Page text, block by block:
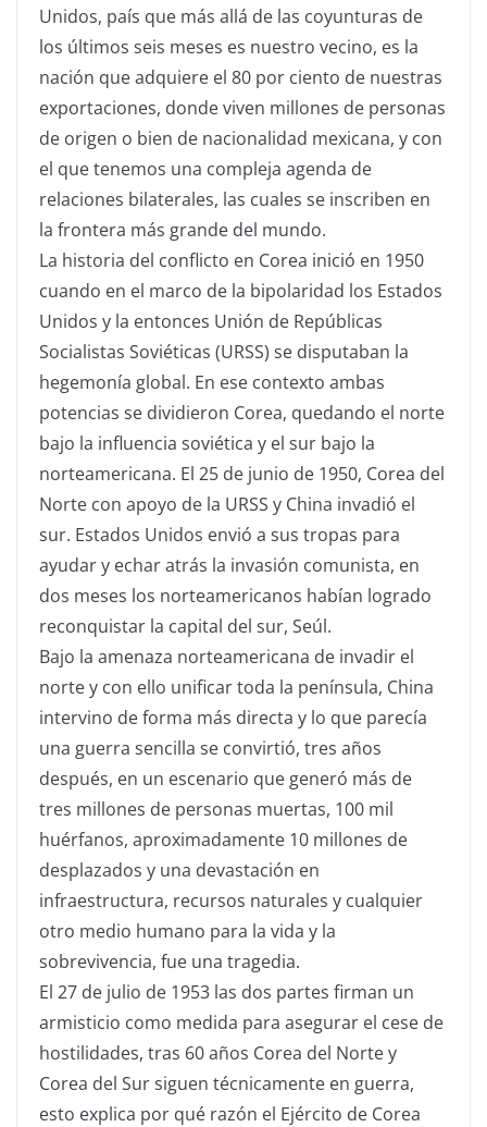
Unidos, país que más allá de las coyunturas de
los últimos seis meses es nuestro vecino, es la
nación que adquiere el 80 por ciento de nuestras
exportaciones, donde viven millones de personas
de origen o bien de nacionalidad mexicana, y con
el que tenemos una compleja agenda de
relaciones bilaterales, las cuales se inscriben en
la frontera más grande del mundo.
La historia del conflicto en Corea inició en 1950
cuando en el marco de la bipolaridad los Estados
Unidos y la entonces Unión de Repúblicas
Socialistas Soviéticas (URSS) se disputaban la
hegemonía global. En ese contexto ambas
potencias se dividieron Corea, quedando el norte
bajo la influencia soviética y el sur bajo la
norteamericana. El 25 de junio de 1950, Corea del
Norte con apoyo de la URSS y China invadió el
sur. Estados Unidos envió a sus tropas para
ayudar y echar atrás la invasión comunista, en
dos meses los norteamericanos habían logrado
reconquistar la capital del sur, Seúl.
Bajo la amenaza norteamericana de invadir el
norte y con ello unificar toda la península, China
intervino de forma más directa y lo que parecía
una guerra sencilla se convirtió, tres años
después, en un escenario que generó más de
tres millones de personas muertas, 100 mil
huérfanos, aproximadamente 10 millones de
desplazados y una devastación en
infraestructura, recursos naturales y cualquier
otro medio humano para la vida y la
sobrevivencia, fue una tragedia.
El 27 de julio de 1953 las dos partes firman un
armisticio como medida para asegurar el cese de
hostilidades, tras 60 años Corea del Norte y
Corea del Sur siguen técnicamente en guerra,
esto explica por qué razón el Ejército de Corea